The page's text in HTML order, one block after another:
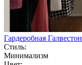
Гардеробная Галвестон
Стиль:
Минимализм